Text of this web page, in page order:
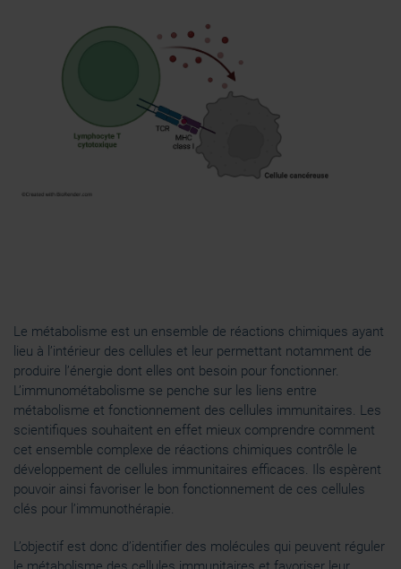
Le métabolisme est un ensemble de réactions chimiques ayant
lieu à l’intérieur des cellules et leur permettant notamment de
produire l’énergie dont elles ont besoin pour fonctionner.
L’immunométabolisme se penche sur les liens entre
métabolisme et fonctionnement des cellules immunitaires. Les
scientifiques souhaitent en effet mieux comprendre comment
cet ensemble complexe de réactions chimiques contrôle le
développement de cellules immunitaires efficaces. Ils espèrent
pouvoir ainsi favoriser le bon fonctionnement de ces cellules
clés pour l’immunothérapie.
L’objectif est donc d’identifier des molécules qui peuvent réguler